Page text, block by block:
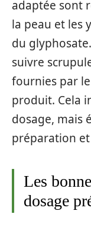
adaptée sont
la peau et les
du
suivre
fournies par
produit. Cela
dosage, mais
préparation
Les
dosage